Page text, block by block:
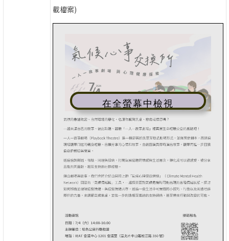
載檔案)
在全螢幕中檢視